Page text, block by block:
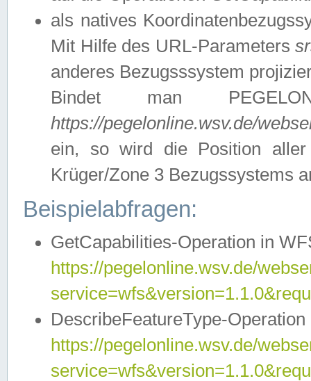
als natives
Mit Hilfe des URL-Parameters
anderes Bezugsssystem
Bindet man
https://pegelonline.wsv.de/
ein, so wird die Position
Krüger/Zone 3 Bezugssystems
Beispielabfragen:
GetCapabilities-Operation in
https://pegelonline.wsv.de/
DescribeFeatureType-
https://pegelonline.wsv.de/